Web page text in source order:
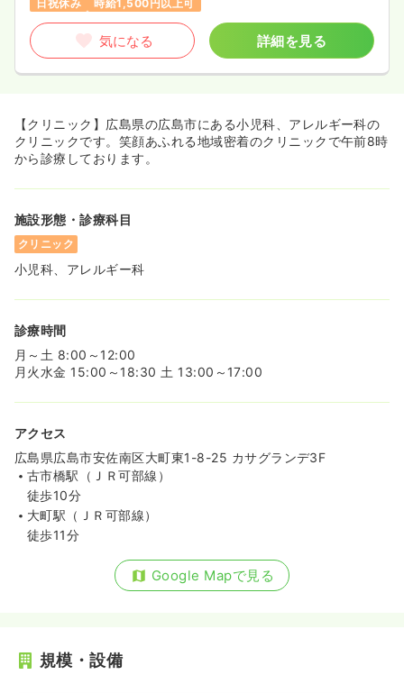
日祝休み
時給1,500円以上可
気になる 詳細を見る
【クリニック】広島県の広島市にある小児科、アレルギー科の
クリニックです。笑顔あふれる地域密着のクリニックで午前8時
から診療しております。
施設形態・診療科目
クリニック
小児科、アレルギー科
診療時間
月～土 8:00～12:00
月火水金 15:00～18:30 土 13:00～17:00
アクセス
広島県広島市安佐南区大町東1-8-25 カサグランデ3F
古市橋駅（ＪＲ可部線）
徒歩10分
大町駅（ＪＲ可部線）
徒歩11分
Google Mapで見る
規模・設備